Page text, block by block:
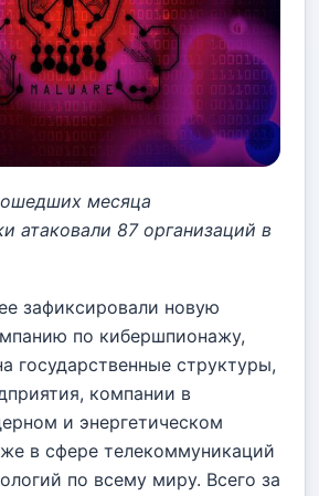
месяца
атаковали 87 организаций в
зафиксировали новую
по кибершпионажу,
государственные структуры,
компании в
и энергетическом
в сфере телекоммуникаций
по всему миру. Всего за